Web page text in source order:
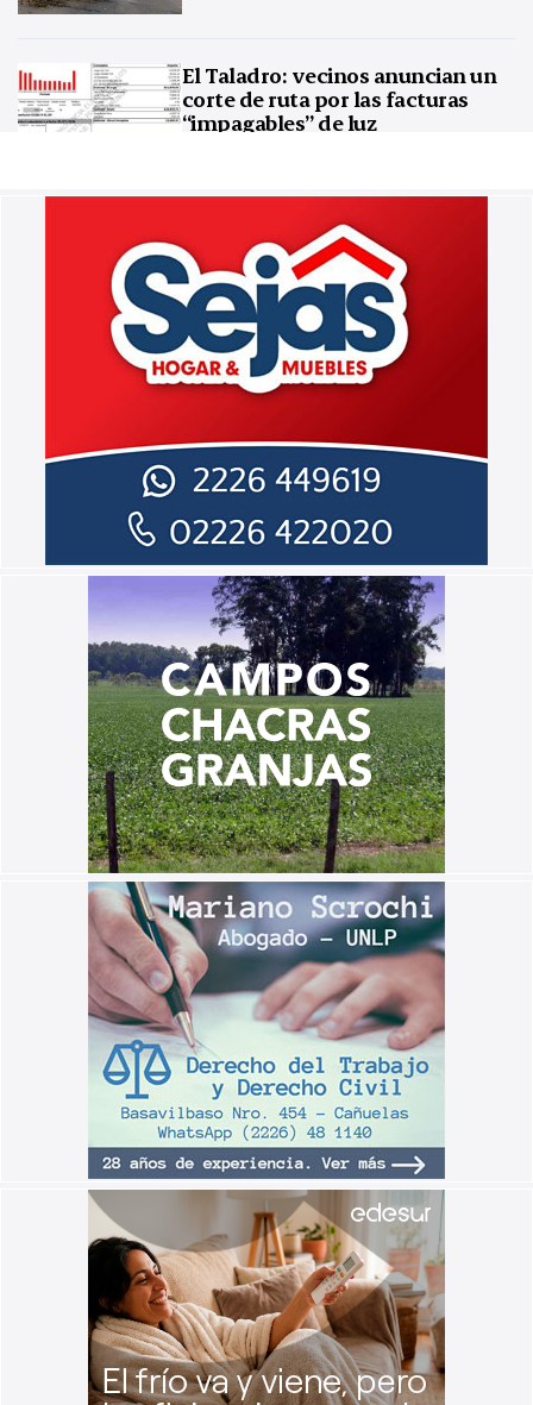
El Taladro: vecinos anuncian un
corte de ruta por las facturas
“impagables” de luz